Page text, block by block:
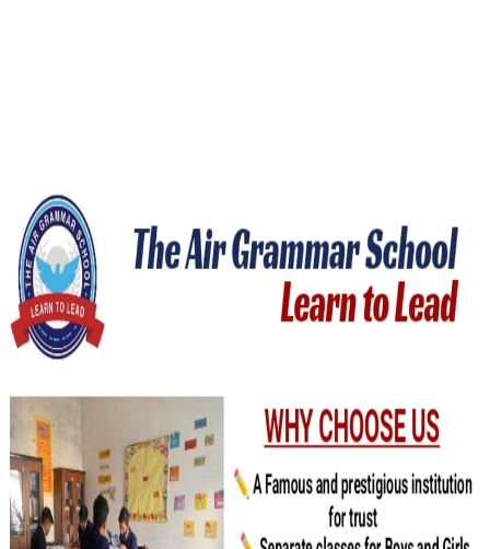
نئی خبر ایک لمحے میں آپ کے سامنے اسی جگہ پر موجود ہوگی